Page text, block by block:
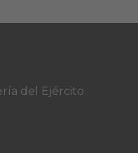
del Ejército